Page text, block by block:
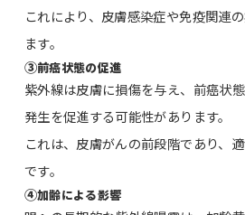
これにより、皮膚感染症や免疫関連
ます。
③前癌状態の促進
紫外線は皮膚に損傷を与え、前癌状
発生を促進する可能性があります。
これは、皮膚がんの前段階であり、
です。
④加齢による影響